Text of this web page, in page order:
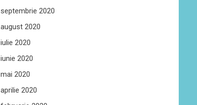
septembrie 2020
august 2020
iulie 2020
iunie 2020
mai 2020
aprilie 2020